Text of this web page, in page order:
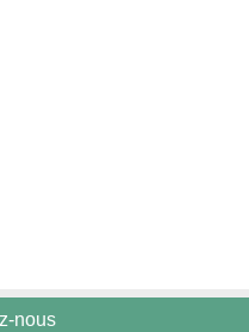
nous